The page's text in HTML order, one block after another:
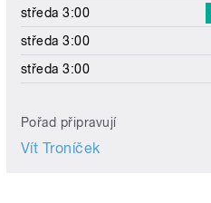
středa 3:00
středa 3:00
středa 3:00
Pořad připravují
Vít Troníček